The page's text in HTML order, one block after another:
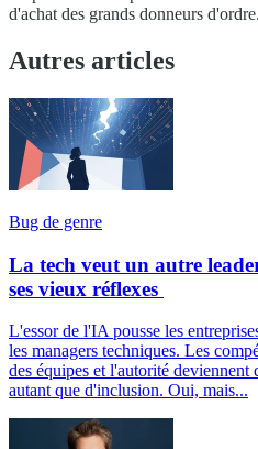
d'achat des grands donneurs d'ordre.
Autres articles
Bug de genre
La tech veut un autre
ses vieux réflexes
L'essor de l'IA pousse les
les managers techniques. Les
des équipes et l'autorité deviennent
autant que d'inclusion. Oui, mais...